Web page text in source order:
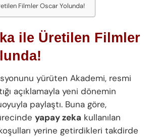
Filmler Oscar Yolunda!
ile Üretilen Filmler
yürüten Akademi, resmi
açıklamayla yeni dönemin
paylaştı. Buna göre,
yapay zeka kullanılan
yerine getirdikleri takdirde